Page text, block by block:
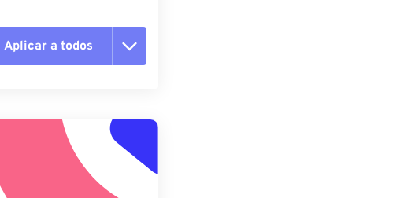
Aplicar a todos
ajuste preestablecido